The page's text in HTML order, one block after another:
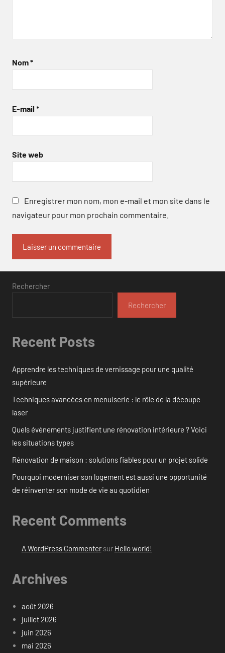
Nom*
E-mail *
Site web
Enregistrer mon nom, mon e-mail et mon site dans le
navigateur pour mon prochain commentaire.
Rechercher
Rechercher
Recent Posts
Apprendre les techniques de vernissage pour une qualité
supérieure
Techniques avancées en menuiserie : le rôle de la découpe
laser
Quels événements justifient une rénovation intérieure ? Voici
les situations types
Rénovation de maison : solutions fiables pour un projet solide
Pourquoi moderniser son logement est aussi une opportunité
de réinventer son mode de vie au quotidien
Recent Comments
A WordPress Commentersur Hello world!
Archives
août 2026
juillet 2026
juin 2026
mai 2026